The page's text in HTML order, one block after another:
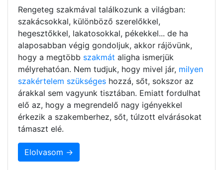
Rengeteg szakmával találkozunk a világban:
szakácsokkal, különböző szerelőkkel,
hegesztőkkel, lakatosokkal, pékekkel... de ha
alaposabban végig gondoljuk, akkor rájövünk,
hogy a megtöbb szakmát aligha ismerjük
mélyrehatóan. Nem tudjuk, hogy mivel jár, milyen
szakértelem szükséges hozzá, sőt, sokszor az
árakkal sem vagyunk tisztában. Emiatt fordulhat
elő az, hogy a megrendelő nagy igényekkel
érkezik a szakemberhez, sőt, túlzott elvárásokat
támaszt elé.
Elolvasom →